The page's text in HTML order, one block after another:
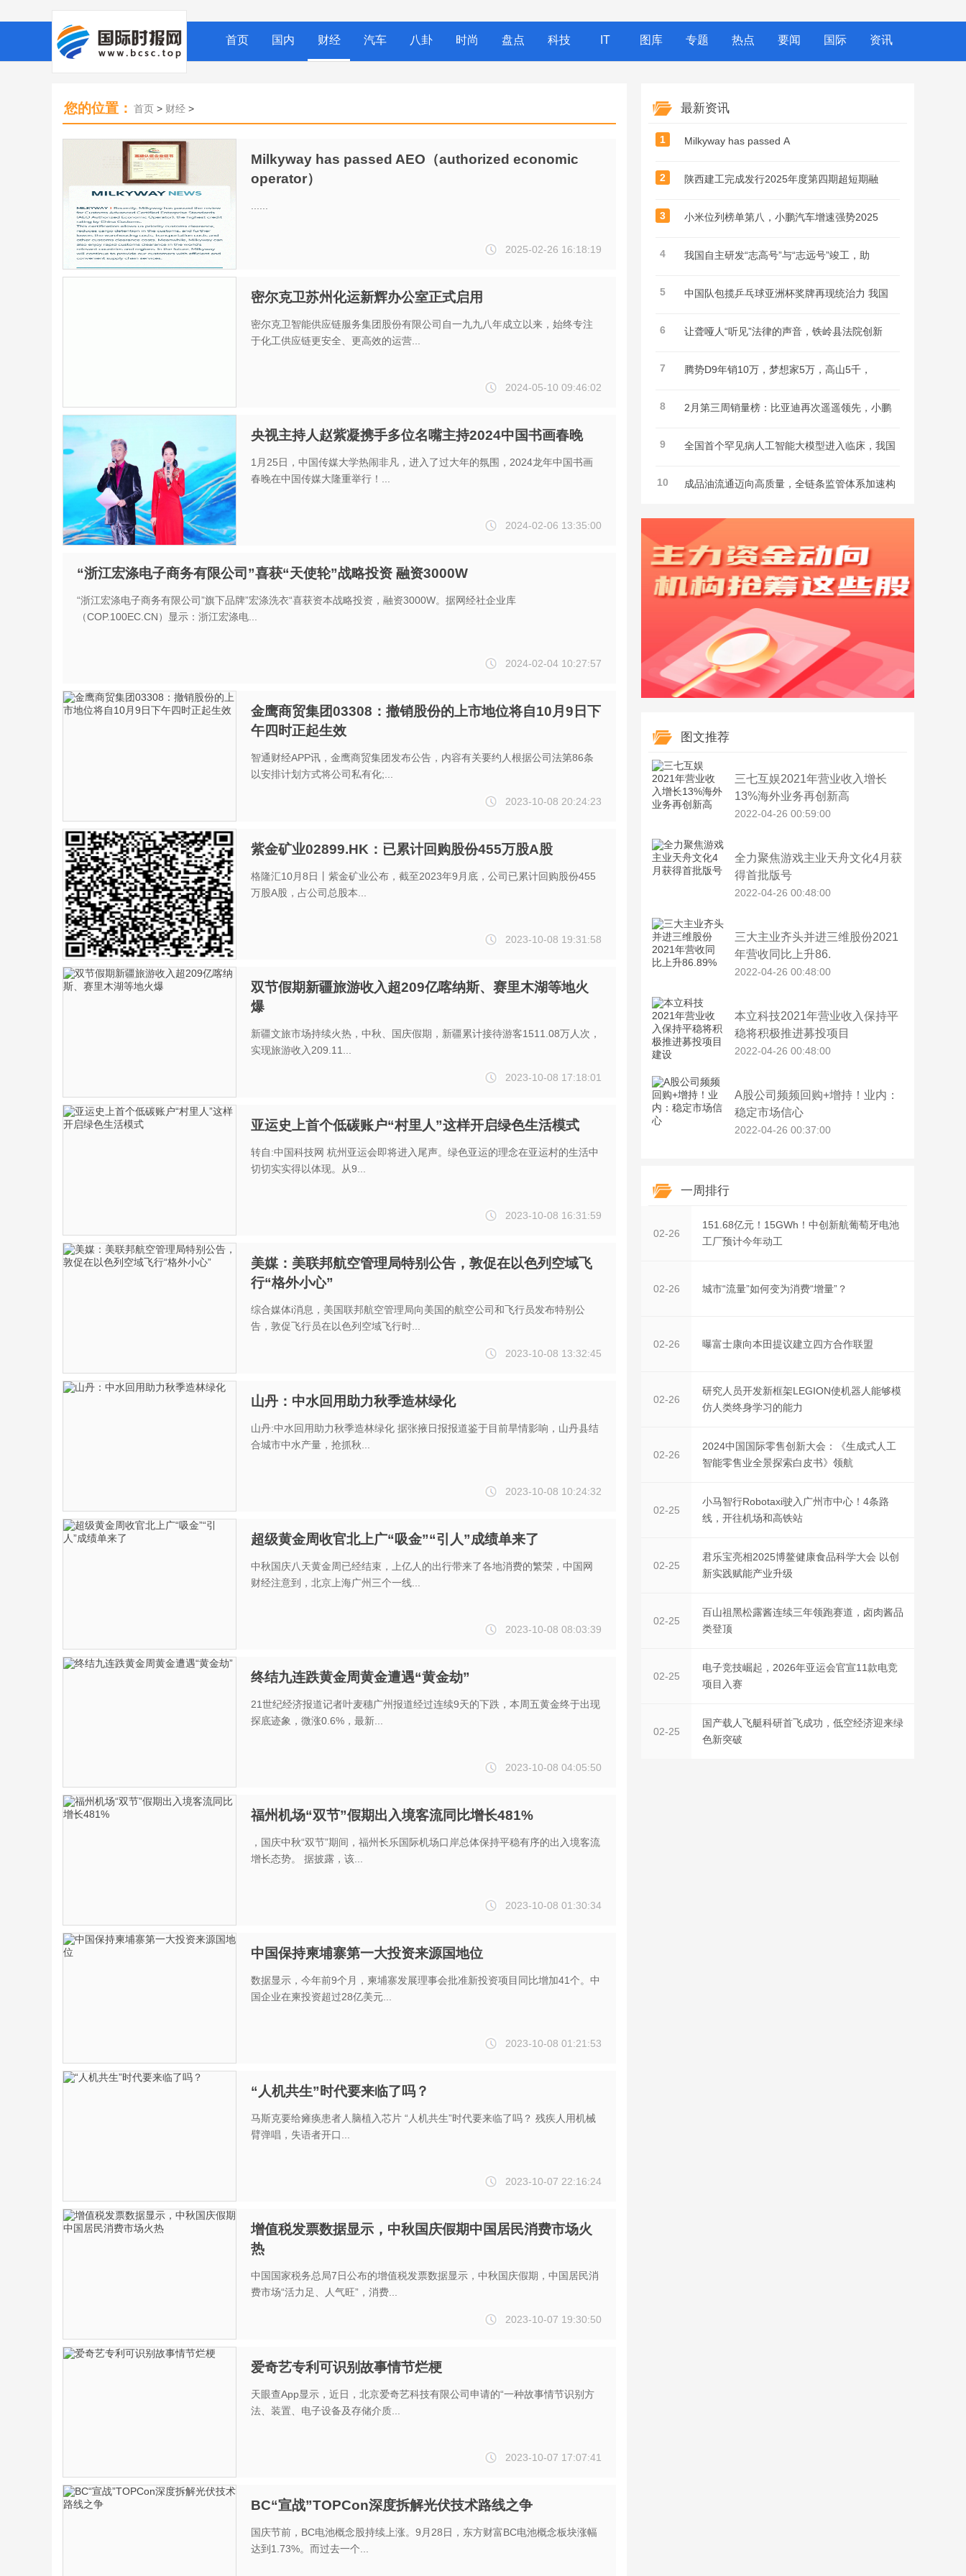
首页 国内 财经 汽车 八卦 时尚 盘点 科技 IT 图库 专题 热点 要闻 国际 资讯
您的位置： 首页 > 财经 >
Milkyway has passed AEO（authorized economic
operator）
2025-02-26 16:18:19
密尔克卫苏州化运新辉办公室正式启用
密尔克卫智能供应链服务集团股份有限公司自一九九八年成立以来，始终专注
于化工供应链更安全、更高效的运营...
2024-05-10 09:46:02
央视主持人赵紫凝携手多位名嘴主持2024中国书画春晚
1月25日，中国传媒大学热闹非凡，进入了过大年的氛围，2024龙年中国书画
春晚在中国传媒大隆重举行！...
2024-02-06 13:35:00
“浙江宏涤电子商务有限公司”喜获“天使轮”战略投资 融资3000W
“浙江宏涤电子商务有限公司”旗下品牌”宏涤洗衣“喜获资本战略投资，融资3000W。据网经社企业库
（COP.100EC.CN）显示：浙江宏涤电...
2024-02-04 10:27:57
金鹰商贸集团03308：撤销股份的上市地位将自10月9日下
午四时正起生效
智通财经APP讯，金鹰商贸集团发布公告，内容有关要约人根据公司法第86条
以安排计划方式将公司私有化;...
2023-10-08 20:24:23
紫金矿业02899.HK：已累计回购股份455万股A股
格隆汇10月8日丨紫金矿业公布，截至2023年9月底，公司已累计回购股份455
万股A股，占公司总股本...
2023-10-08 19:31:58
双节假期新疆旅游收入超209亿喀纳斯、赛里木湖等地火
爆
新疆文旅市场持续火热，中秋、国庆假期，新疆累计接待游客1511.08万人次，
实现旅游收入209.11...
2023-10-08 17:18:01
亚运史上首个低碳账户“村里人”这样开启绿色生活模式
转自:中国科技网 杭州亚运会即将进入尾声。绿色亚运的理念在亚运村的生活中
切切实实得以体现。从9...
2023-10-08 16:31:59
美媒：美联邦航空管理局特别公告，敦促在以色列空域飞
行“格外小心”
综合媒体i消息，美国联邦航空管理局向美国的航空公司和飞行员发布特别公
告，敦促飞行员在以色列空域飞行时...
2023-10-08 13:32:45
山丹：中水回用助力秋季造林绿化
山丹:中水回用助力秋季造林绿化 据张掖日报报道鉴于目前旱情影响，山丹县结
合城市中水产量，抢抓秋...
2023-10-08 10:24:32
超级黄金周收官北上广“吸金”“引人”成绩单来了
中秋国庆八天黄金周已经结束，上亿人的出行带来了各地消费的繁荣，中国网
财经注意到，北京上海广州三个一线...
2023-10-08 08:03:39
终结九连跌黄金周黄金遭遇“黄金劫”
21世纪经济报道记者叶麦穗广州报道经过连续9天的下跌，本周五黄金终于出现
探底迹象，微涨0.6%，最新...
2023-10-08 04:05:50
福州机场“双节”假期出入境客流同比增长481%
，国庆中秋“双节”期间，福州长乐国际机场口岸总体保持平稳有序的出入境客流
增长态势。 据披露，该...
2023-10-08 01:30:34
中国保持柬埔寨第一大投资来源国地位
数据显示，今年前9个月，柬埔寨发展理事会批准新投资项目同比增加41个。中
国企业在柬投资超过28亿美元...
2023-10-08 01:21:53
“人机共生”时代要来临了吗？
马斯克要给瘫痪患者人脑植入芯片 “人机共生”时代要来临了吗？ 残疾人用机械
臂弹唱，失语者开口...
2023-10-07 22:16:24
增值税发票数据显示，中秋国庆假期中国居民消费市场火
热
中国国家税务总局7日公布的增值税发票数据显示，中秋国庆假期，中国居民消
费市场“活力足、人气旺”，消费...
2023-10-07 19:30:50
爱奇艺专利可识别故事情节烂梗
天眼查App显示，近日，北京爱奇艺科技有限公司申请的“一种故事情节识别方
法、装置、电子设备及存储介质...
2023-10-07 17:07:41
BC“宣战”TOPCon深度拆解光伏技术路线之争
国庆节前，BC电池概念股持续上涨。9月28日，东方财富BC电池概念板块涨幅
达到1.73%。而过去一个...
最新资讯
1 Milkyway has passed A
2 陕西建工完成发行2025年度第四期超短期融
3 小米位列榜单第八，小鹏汽车增速强势2025
4 我国自主研发“志高号”与“志远号”竣工，助
5 中国队包揽乒乓球亚洲杯奖牌再现统治力 我国
6 让聋哑人“听见”法律的声音，铁岭县法院创新
7 腾势D9年销10万，梦想家5万，高山5千，
8 2月第三周销量榜：比亚迪再次遥遥领先，小鹏
9 全国首个罕见病人工智能大模型进入临床，我国
10 成品油流通迈向高质量，全链条监管体系加速构
图文推荐
三七互娱2021年营业收入增长
13%海外业务再创新高
2022-04-26 00:59:00
全力聚焦游戏主业天舟文化4月获
得首批版号
2022-04-26 00:48:00
三大主业齐头并进三维股份2021
年营收同比上升86.
2022-04-26 00:48:00
本立科技2021年营业收入保持平
稳将积极推进募投项目
2022-04-26 00:48:00
A股公司频频回购+增持！业内：
稳定市场信心
2022-04-26 00:37:00
一周排行
02-26
151.68亿元！15GWh！中创新航葡萄牙电池
工厂预计今年动工
02-26 城市“流量”如何变为消费“增量”？
02-26 曝富士康向本田提议建立四方合作联盟
02-26
研究人员开发新框架LEGION使机器人能够模
仿人类终身学习的能力
02-26
2024中国国际零售创新大会：《生成式人工
智能零售业全景探索白皮书》领航
02-25
小马智行Robotaxi驶入广州市中心！4条路
线，开往机场和高铁站
02-25
君乐宝亮相2025博鳌健康食品科学大会 以创
新实践赋能产业升级
02-25
百山祖黑松露酱连续三年领跑赛道，卤肉酱品
类登顶
02-25
电子竞技崛起，2026年亚运会官宣11款电竞
项目入赛
02-25
国产载人飞艇科研首飞成功，低空经济迎来绿
色新突破